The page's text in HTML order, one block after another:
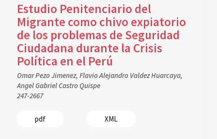
Estudio Penitenciario del
Migrante como chivo expiatorio
de los problemas de Seguridad
Ciudadana durante la Crisis
Política en el Perú
Omar Pezo Jimenez, Flavio Alejandro Valdez Huarcaya,
Angel Gabriel Castro Quispe
247-2667
pdf XML